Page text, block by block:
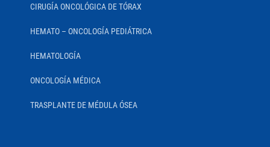
CIRUGÍA ONCOLÓGICA DE TÓRAX
HEMATO – ONCOLOGÍA PEDIÁTRICA
HEMATOLOGÍA
ONCOLOGÍA MÉDICA
TRASPLANTE DE MÉDULA ÓSEA